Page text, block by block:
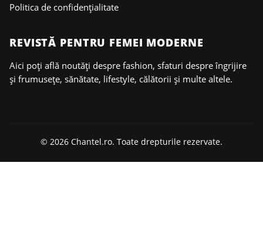
Politica de confidențialitate
REVISTĂ PENTRU FEMEI MODERNE
Aici poți află noutăți despre fashion, sfaturi despre îngrijire
și frumusețe, sănătate, lifestyle, călătorii și multe altele.
© 2026 Chantel.ro. Toate drepturile rezervate.